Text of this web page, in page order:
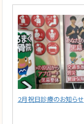
2月祝日診療のお知らせ